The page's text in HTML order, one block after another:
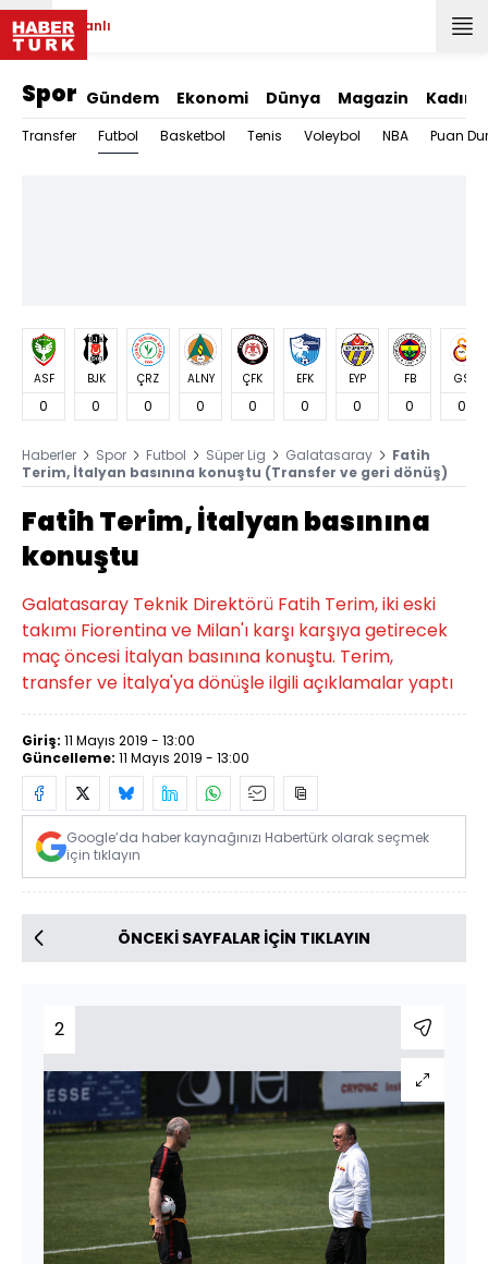
Canlı
Spor Gündem Ekonomi Dünya Magazin Kadın
Transfer Futbol Basketbol Tenis Voleybol NBA Puan
ASF
0
BJK
0
ÇRZ
0
ALNY
0
ÇFK
0
EFK
0
EYP
0
FB
0
GS
0
Haberler Spor Futbol Süper Lig Galatasaray
Fatih
Terim, İtalyan basınına konuştu (Transfer ve geri dönüş)
Fatih Terim, İtalyan basınına
konuştu
Galatasaray Teknik Direktörü Fatih Terim, iki eski
takımı Fiorentina ve Milan'ı karşı karşıya getirecek
maç öncesi İtalyan basınına konuştu. Terim,
transfer ve İtalya'ya dönüşle ilgili açıklamalar yaptı
Giriş: 11 Mayıs 2019 - 13:00
Güncelleme: 11 Mayıs 2019 - 13:00
Google’da haber kaynağınızı Habertürk olarak seçmek
için tıklayın
ÖNCEKİ SAYFALAR İÇİN TIKLAYIN
2